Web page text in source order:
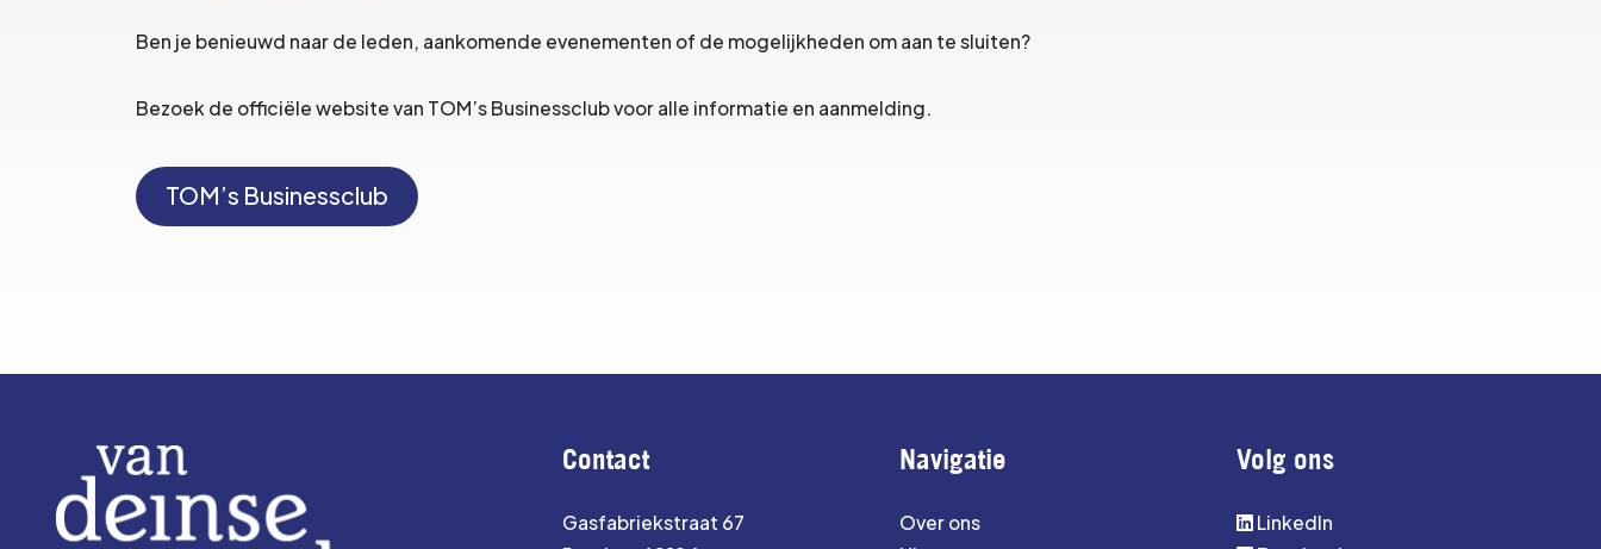
Ben je benieuwd naar de leden, aankomende evenementen of de mogelijkheden om aan te sluiten?
Bezoek de officiële website van TOM’s Businessclub voor alle informatie en aanmelding.
TOM’s Businessclub
Contact
Gasfabriekstraat 67
Navigatie
Over ons
Volg ons
LinkedIn